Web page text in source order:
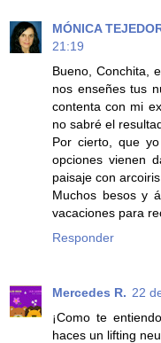
MÓNICA
21:19
Bueno, Conchita,
nos enseñes tus
contenta con mi
no sabré el
Por cierto, que
opciones vienen
paisaje con
Muchos besos y
vacaciones para
Responder
Mercedes R. 22
¡Como te
haces un lifting